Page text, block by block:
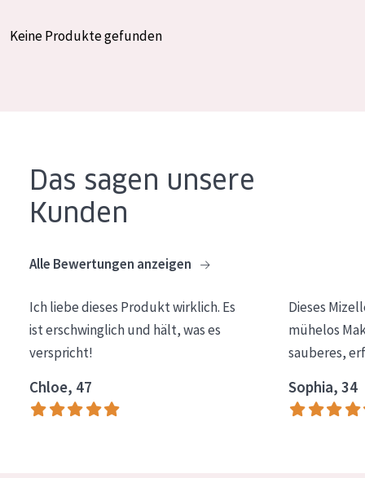
PRODUKTTYP
Serum
Essentials
Lift+
Expert
HAUTTYP
Empfindliche Haut
Keine Produkte gefunden
Das sagen unsere
Kunden
Alle Bewertungen anzeigen
Ich liebe dieses Produkt wirklich. Es
ist erschwinglich und hält, was es
verspricht!
Chloe, 47
Dieses
mühelos
sauberes,
Sophia, 34